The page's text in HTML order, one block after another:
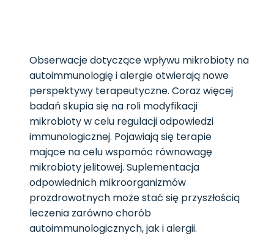
Obserwacje dotyczące wpływu mikrobioty na
autoimmunologię i alergie otwierają nowe
perspektywy terapeutyczne. Coraz więcej
badań skupia się na roli modyfikacji
mikrobioty w celu regulacji odpowiedzi
immunologicznej. Pojawiają się terapie
mające na celu wspomóc równowagę
mikrobioty jelitowej. Suplementacja
odpowiednich mikroorganizmów
prozdrowotnych może stać się przyszłością
leczenia zarówno chorób
autoimmunologicznych, jak i alergii.